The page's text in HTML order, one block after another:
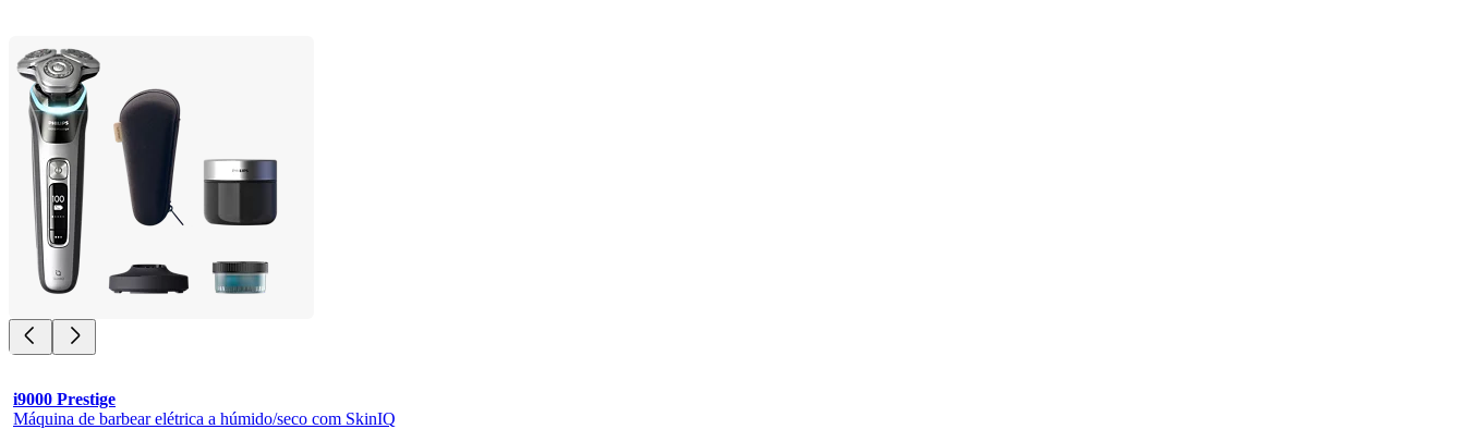
i9000 Prestige
Máquina de barbear elétrica a húmido/seco com SkinIQ